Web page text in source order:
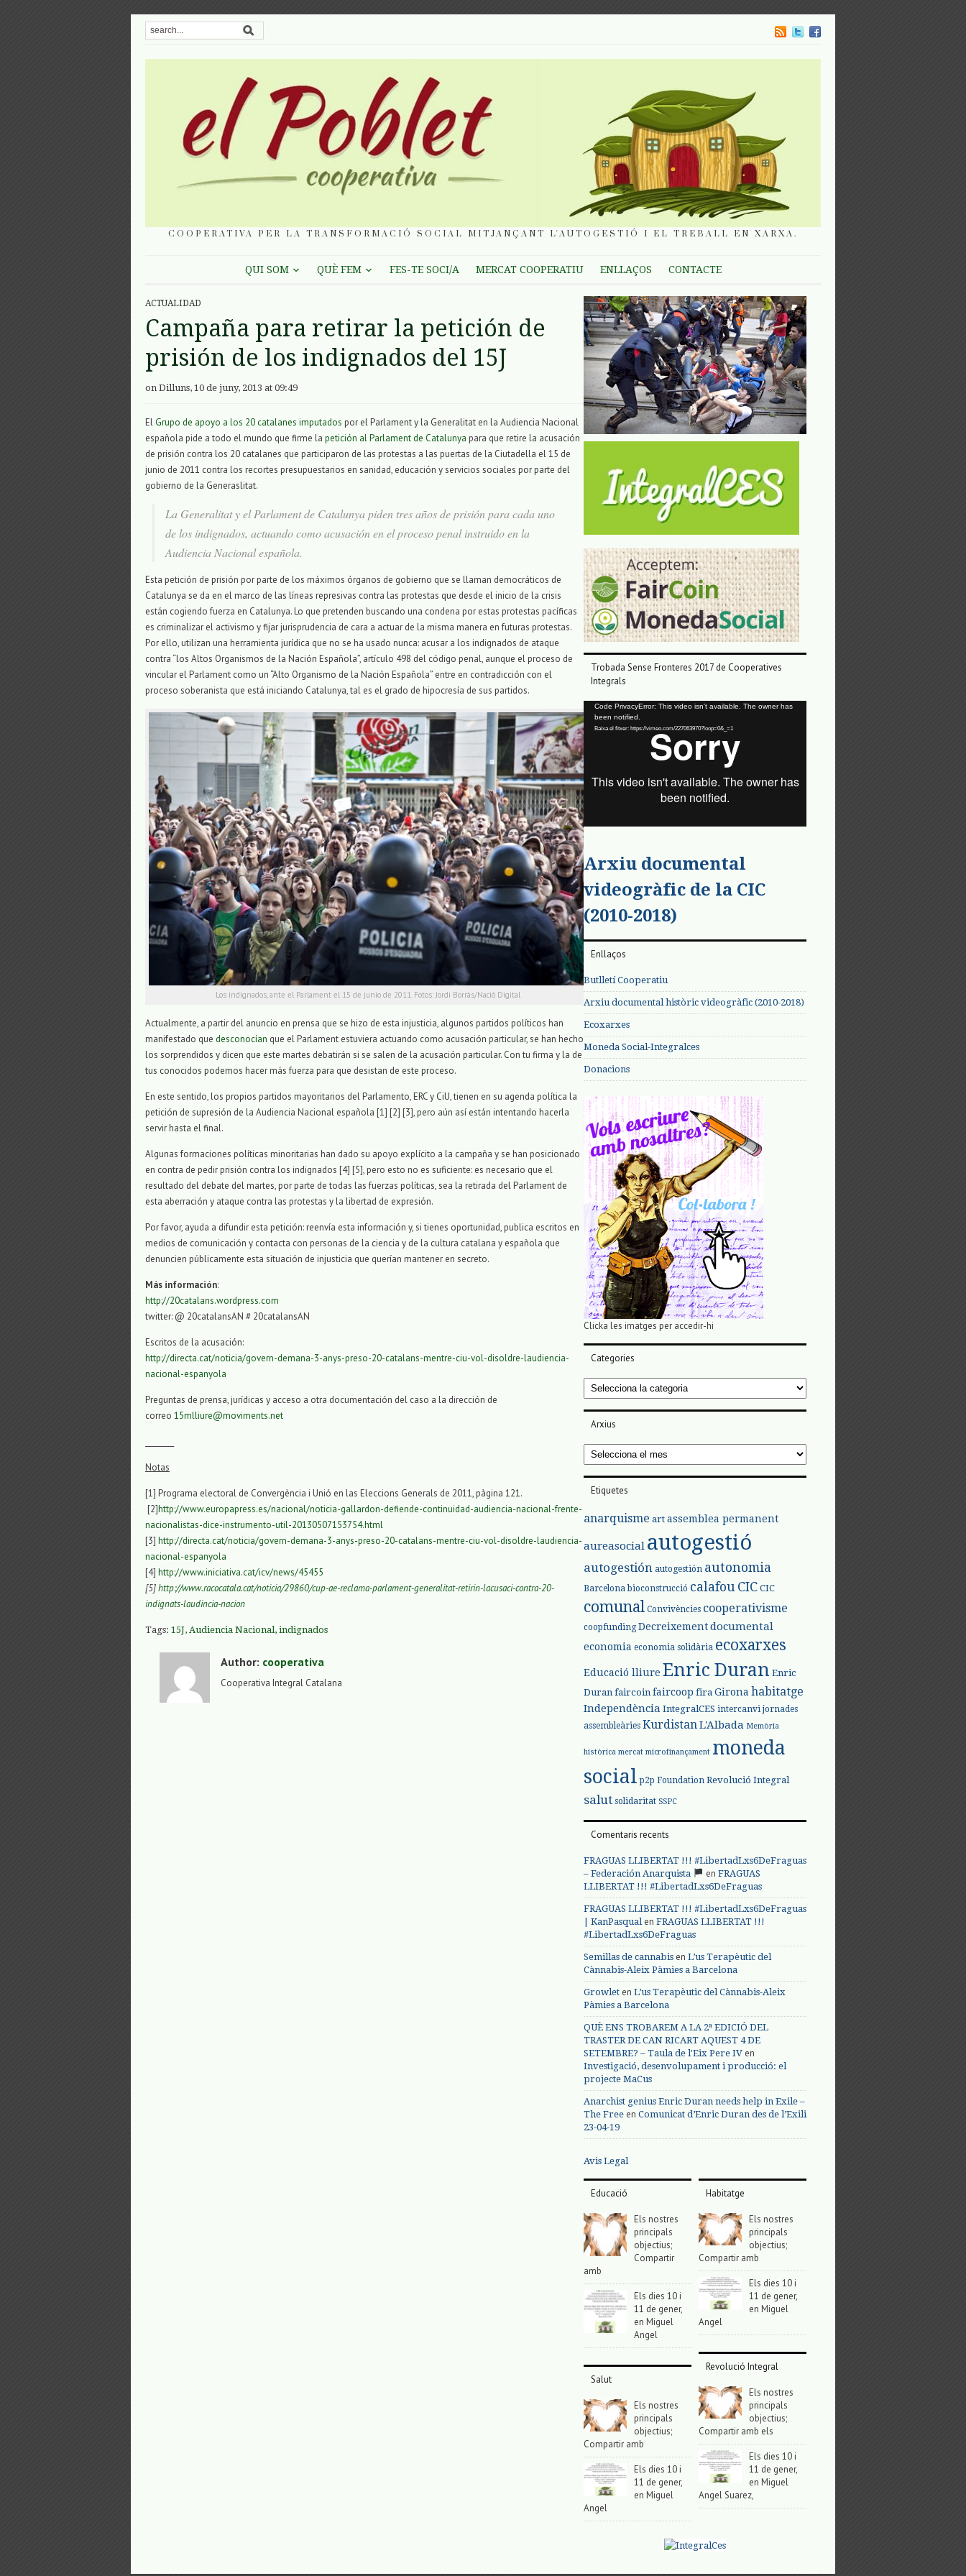
COOPERATIVA PER LA TRANSFORMACIÓ SOCIAL MITJANÇANT L'AUTOGESTIÓ I EL TREBALL EN XARXA.
QUI SOM QUÈ FEM FES-TE SOCI/A MERCAT COOPERATIU ENLLAÇOS CONTACTE
ACTUALIDAD
Campaña para retirar la petición de
prisión de los indignados del 15J
on Dilluns, 10 de juny, 2013 at 09:49
El Grupo de apoyo a los 20 catalanes imputados por el Parlament y la Generalitat en la Audiencia Nacional
española pide a todo el mundo que firme la petición al Parlament de Catalunya para que retire la acusación
de prisión contra los 20 catalanes que participaron de las protestas a las puertas de la Ciutadella el 15 de
junio de 2011 contra los recortes presupuestarios en sanidad, educación y servicios sociales por parte del
gobierno de la Generaslitat.
La Generalitat y el Parlament de Catalunya piden tres años de prisión para cada uno
de los indignados, actuando como acusación en el proceso penal instruido en la
Audiencia Nacional española.
Esta petición de prisión por parte de los máximos órganos de gobierno que se llaman democráticos de
Catalunya se da en el marco de las líneas represivas contra las protestas que desde el inicio de la crisis
están cogiendo fuerza en Catalunya. Lo que pretenden buscando una condena por estas protestas pacíficas
es criminalizar el activismo y fijar jurisprudencia de cara a actuar de la misma manera en futuras protestas.
Por ello, utilizan una herramienta jurídica que no se ha usado nunca: acusar a los indignados de ataque
contra “los Altos Organismos de la Nación Española”, artículo 498 del código penal, aunque el proceso de
vincular el Parlament como un “Alto Organismo de la Nación Española” entre en contradicción con el
proceso soberanista que está iniciando Catalunya, tal es el grado de hipocresía de sus partidos.
Los indignados, ante el Parlament el 15 de junio de 2011. Fotos: Jordi Borràs/Nació Digital
Actualmente, a partir del anuncio en prensa que se hizo de esta injusticia, algunos partidos políticos han
manifestado que desconocían que el Parlament estuviera actuando como acusación particular, se han hecho
los sorprendidos y dicen que este martes debatirán si se salen de la acusación particular. Con tu firma y la de
tus conocidos podemos hacer más fuerza para que desistan de este proceso.
En este sentido, los propios partidos mayoritarios del Parlamento, ERC y CiU, tienen en su agenda política la
petición de supresión de la Audiencia Nacional española [1] [2] [3], pero aún así están intentando hacerla
servir hasta el final.
Algunas formaciones políticas minoritarias han dado su apoyo explícito a la campaña y se han posicionado
en contra de pedir prisión contra los indignados [4] [5], pero esto no es suficiente: es necesario que el
resultado del debate del martes, por parte de todas las fuerzas políticas, sea la retirada del Parlament de
esta aberración y ataque contra las protestas y la libertad de expresión.
Por favor, ayuda a difundir esta petición: reenvía esta información y, si tienes oportunidad, publica escritos en
medios de comunicación y contacta con personas de la ciencia y de la cultura catalana y española que
denuncien públicamente esta situación de injusticia que querían mantener en secreto.
Más información:
http://20catalans.wordpress.com
twitter: @ 20catalansAN # 20catalansAN
Escritos de la acusación:
http://directa.cat/noticia/govern-demana-3-anys-preso-20-catalans-mentre-ciu-vol-disoldre-laudiencia-
nacional-espanyola
Preguntas de prensa, jurídicas y acceso a otra documentación del caso a la dirección de
correo 15mlliure@moviments.net
Notas
[1] Programa electoral de Convergència i Unió en las Eleccions Generals de 2011, pàgina 121.
[2]http://www.europapress.es/nacional/noticia-gallardon-defiende-continuidad-audiencia-nacional-frente-
nacionalistas-dice-instrumento-util-20130507153754.html
[3] http://directa.cat/noticia/govern-demana-3-anys-preso-20-catalans-mentre-ciu-vol-disoldre-laudiencia-
nacional-espanyola
[4] http://www.iniciativa.cat/icv/news/45455
[5]http://www.racocatala.cat/noticia/29860/cup-ae-reclama-parlament-generalitat-retirin-lacusaci-contra-20-
indignats-laudincia-nacion
Tags: 15J, Audiencia Nacional, indignados
Author: cooperativa
Cooperativa Integral Catalana
Trobada Sense Fronteres 2017 de Cooperatives
Integrals
Reproductor
de
vídeo
Code PrivacyError: This video isn't available. The owner has
been notified.
Baixa el fitxer: https://vimeo.com/227063970?loop=0&_=1
Arxiu documental
videogràfic de la CIC
(2010-2018)
Enllaços
Butlletí Cooperatiu
Arxiu documental històric videogràfic (2010-2018)
Ecoxarxes
Moneda Social-Integralces
Donacions
Clicka les imatges per accedir-hi
Categories
Categories
Arxius
Arxius
Etiquetes
anarquisme art assemblea permanent
aureasocial autogestió
autogestión autogestión autonomia
Barcelona bioconstrucció calafou CIC CIC
comunal Convivències cooperativisme
coopfunding Decreixementdocumental
economia economia solidària ecoxarxes
Educació lliure Enric Duran Enric
Duran faircoin faircoop fira Girona habitatge
Independència IntegralCES intercanvi jornades
assembleàries Kurdistan L'Albada Memòria
històrica mercat microfinançament moneda
social p2p Foundation Revolució Integral
salut solidaritat SSPC
Comentaris recents
FRAGUAS LLIBERTAT !!! #LibertadLxs6DeFraguas
– Federación Anarquista
en FRAGUAS
LLIBERTAT !!! #LibertadLxs6DeFraguas
FRAGUAS LLIBERTAT !!! #LibertadLxs6DeFraguas
| KanPasqualen FRAGUAS LLIBERTAT !!!
#LibertadLxs6DeFraguas
Semillas de cannabis en L’us Terapèutic del
Cànnabis-Aleix Pàmies a Barcelona
Growlet en L’us Terapèutic del Cànnabis-Aleix
Pàmies a Barcelona
QUÈ ENS TROBAREM A LA 2ª EDICIÓ DEL
TRASTER DE CAN RICART AQUEST 4 DE
SETEMBRE? – Taula de l'Eix Pere IV en
Investigació, desenvolupament i producció: el
projecte MaCus
Anarchist genius Enric Duran needs help in Exile –
The Free en Comunicat d’Enric Duran des de l’Exili
23-04-19
Avis Legal
Educació
Els nostres
principals
objectius;
Compartir
amb
Els dies 10 i
11 de gener,
en Miguel
Angel
Salut
Els nostres
principals
objectius;
Compartir amb
Els dies 10 i
11 de gener,
en Miguel
Angel
Habitatge
Els nostres
principals
objectius;
Compartir amb
Els dies 10 i
11 de gener,
en Miguel
Angel
Revolució Integral
Els nostres
principals
objectius;
Compartir amb els
Els dies 10 i
11 de gener,
en Miguel
Angel Suarez,